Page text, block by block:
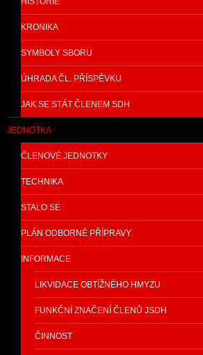
KRONIKA
SYMBOLY SBORU
ÚHRADA ČL. PŘÍSPĚVKU
JAK SE STÁT ČLENEM SDH
JEDNOTKA
ČLENOVÉ JEDNOTKY
TECHNIKA
STALO SE
PLÁN ODBORNÉ PŘÍPRAVY
INFORMACE
LIKVIDACE OBTÍŽNÉHO HMYZU
FUNKČNÍ ZNAČENÍ ČLENŮ JSDH
ČINNOST